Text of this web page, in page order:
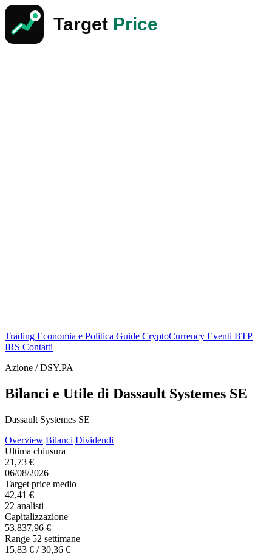
Trading Economia e Politica Guide CryptoCurrency Eventi BTP
IRS Contatti
Azione / DSY.PA
Bilanci e Utile di Dassault Systemes SE
Dassault Systemes SE
Overview Bilanci Dividendi
Ultima chiusura
21,73 €
06/08/2026
Target price medio
42,41 €
22 analisti
Capitalizzazione
53.837,96 €
Range 52 settimane
15,83 € / 30,36 €